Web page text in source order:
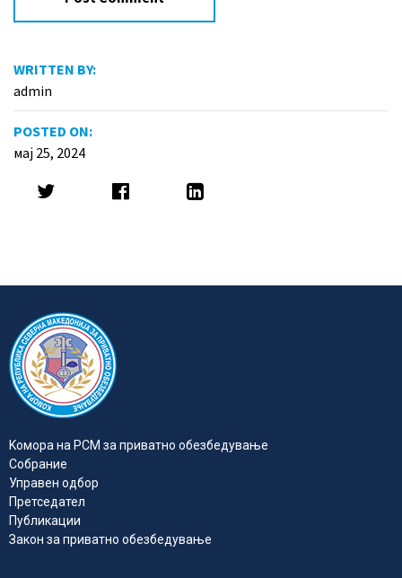
WRITTEN BY:
admin
POSTED ON:
мај 25, 2024
Kомора на РСМ за приватно обезбедувањe
Собрание
Управен одбор
Претседател
Публикации
Закон за приватно обезбедување